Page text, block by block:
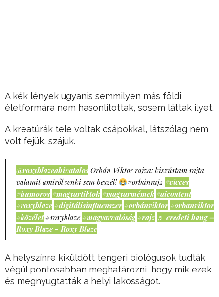
A kék lények ugyanis semmilyen más földi
életformára nem hasonlítottak, sosem láttak ilyet.
A kreatúrák tele voltak csápokkal, látszólag nem
volt fejük, szájuk.
@roxyblazeahivatalos Orbán Viktor rajza: kiszúrtam rajta
valamit amiről senki sem beszél!
#orbánrajz #vicces
#humoros #magyartiktok #magyarmémek #aicontent
#roxyblaze #digitálisinfluenszer #orbánviktor #orbanviktor
#közélet #roxyblaze #magyarvalóság #rajz ♬ eredeti hang –
Roxy Blaze - Roxy Blaze
A helyszínre kiküldött tengeri biológusok tudták
végül pontosabban meghatározni, hogy mik ezek,
és megnyugtatták a helyi lakosságot.